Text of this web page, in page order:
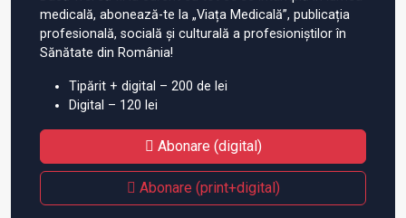
medicală, abonează-te la „Viața Medicală”, publicația
profesională, socială și culturală a profesioniștilor în
Sănătate din România!
Tipărit + digital – 200 de lei
Digital – 120 lei
Abonare (digital)
Abonare (print+digital)